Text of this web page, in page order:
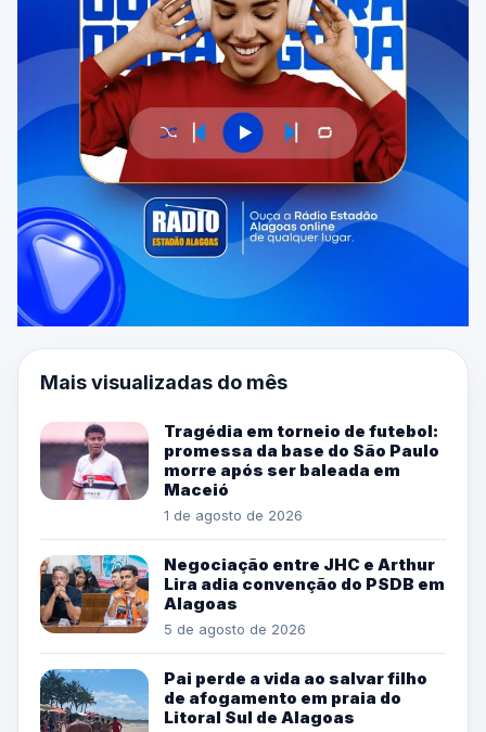
Mais visualizadas do mês
Tragédia em torneio de futebol:
promessa da base do São Paulo
morre após ser baleada em
Maceió
1 de agosto de 2026
Negociação entre JHC e Arthur
Lira adia convenção do PSDB em
Alagoas
5 de agosto de 2026
Pai perde a vida ao salvar filho
de afogamento em praia do
Litoral Sul de Alagoas